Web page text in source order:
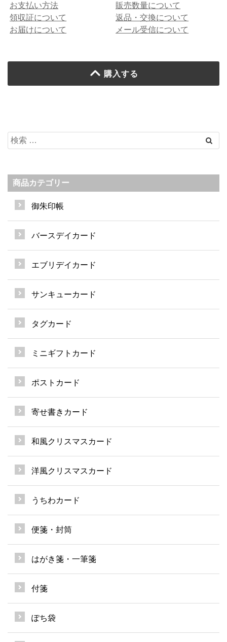
お支払い方法
領収証について
お届けについて
販売数量について
返品・交換について
メール受信について
購入する
商品カテゴリー
御朱印帳
バースデイカード
エブリデイカード
サンキューカード
タグカード
ミニギフトカード
ポストカード
寄せ書きカード
和風クリスマスカード
洋風クリスマスカード
うちわカード
便箋・封筒
はがき箋・一筆箋
付箋
ぽち袋